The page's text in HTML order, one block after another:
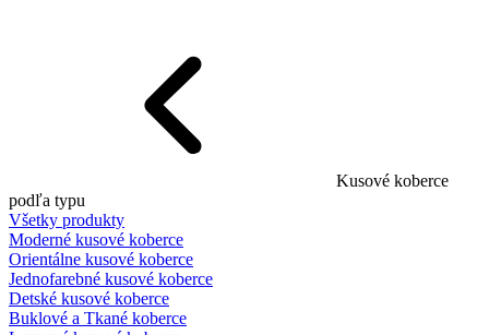
Kusové koberce
podľa typu
Všetky produkty
Moderné kusové koberce
Orientálne kusové koberce
Jednofarebné kusové koberce
Detské kusové koberce
Buklové a Tkané koberce